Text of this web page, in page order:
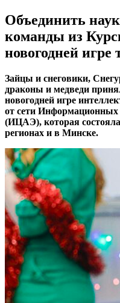
Объединить
команды из
новогодней
Зайцы и снеговики,
драконы и медведи
новогодней игре
от сети Информационных
(ИЦАЭ), которая
регионах и в Минске.